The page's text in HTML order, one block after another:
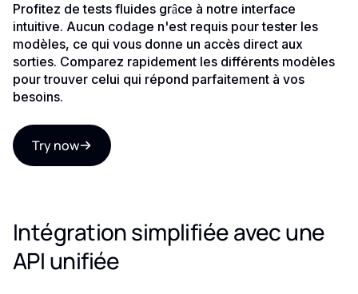
Profitez de tests fluides grâce à notre interface
intuitive. Aucun codage n'est requis pour tester les
modèles, ce qui vous donne un accès direct aux
sorties. Comparez rapidement les différents modèles
pour trouver celui qui répond parfaitement à vos
besoins.
Try now
Intégration simplifiée avec une
API unifiée